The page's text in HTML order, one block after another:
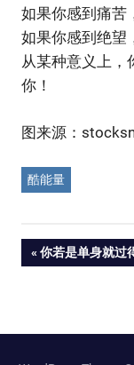
如果你感到痛苦
如果你感到绝望
从某种意义上，
你！
图来源：
酷能量
Post
PREVIOUS
POST:
你若是单身就过